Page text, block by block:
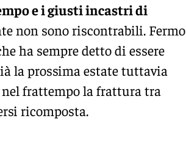
e i giusti incastri di
non sono riscontrabili. Fermo
ha sempre detto di essere
la prossima estate tuttavia
nel frattempo la frattura tra
ricomposta.